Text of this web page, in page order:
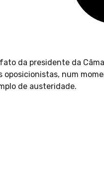
da presidente da
oposicionistas, num
de austeridade.